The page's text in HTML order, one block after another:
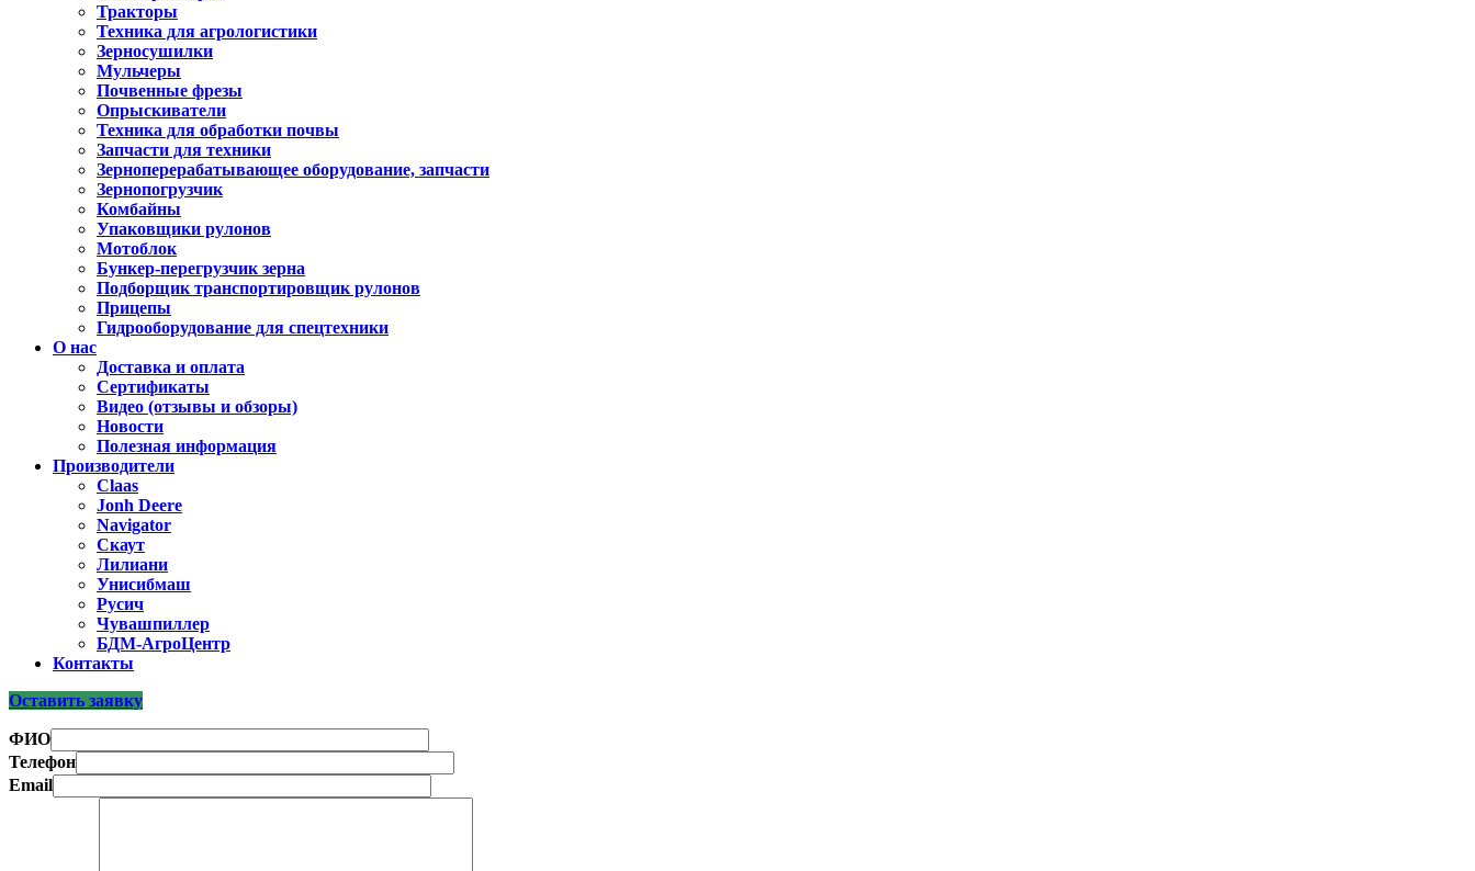
Тракторы
Техника для агрологистики
Зерносушилки
Мульчеры
Почвенные фрезы
Опрыскиватели
Техника для обработки почвы
Запчасти для техники
Зерноперерабатывающее оборудование, запчасти
Зернопогрузчик
Комбайны
Упаковщики рулонов
Мотоблок
Бункер-перегрузчик зерна
Подборщик транспортировщик рулонов
Прицепы
Гидрооборудование для спецтехники
О нас
Доставка и оплата
Сертификаты
Видео (отзывы и обзоры)
Новости
Полезная информация
Производители
Claas
Jonh Deere
Navigator
Скаут
Лилиани
Унисибмаш
Русич
Чувашпиллер
БДМ-АгроЦентр
Контакты
Оставить заявку
ФИО
Телефон
Email